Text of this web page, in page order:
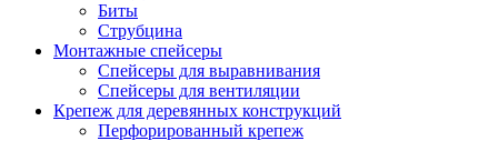
Биты
Струбцина
Монтажные спейсеры
Спейсеры для выравнивания
Спейсеры для вентиляции
Крепеж для деревянных конструкций
Перфорированный крепеж